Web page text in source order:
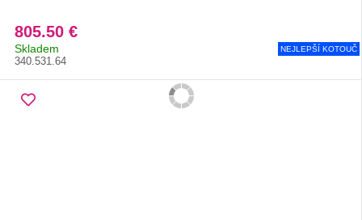
805.50 €
Skladem
340.531.64
NEJLEPŠÍ KOTOUČ